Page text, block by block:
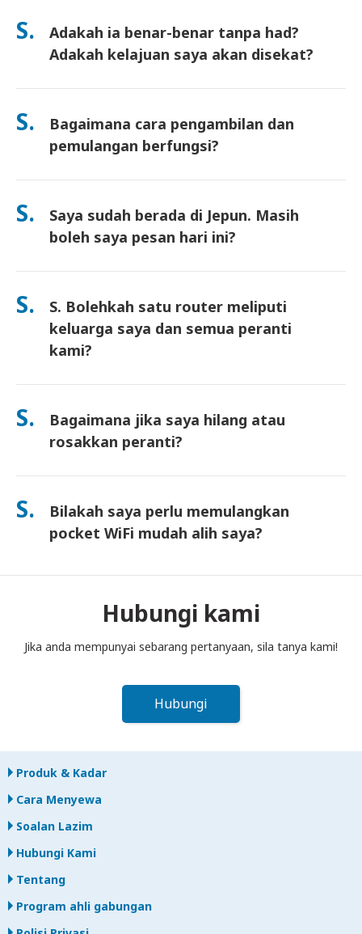
S.
Adakah ia benar-benar tanpa had?
Adakah kelajuan saya akan disekat?
Ya. Ia benar-benar tanpa had dan kami tidak mengenakan had
buatan. Anda boleh guna seberapa banyak data yang anda
mahu, sepanjang hari. (Seperti mana-mana rangkaian mudah
alih, kesesakan pembawa sementara boleh menjejaskan
S.
Bagaimana cara pengambilan dan
pemulangan berfungsi?
Ambil di lapangan terbang utama, atau pilih penghantaran ke
surat pemulangan prabayar disertakan—hanya masukkan ke
dalam mana-mana peti pos di Jepun. Tiada kertas kerja, tiada
barisan di kaunter.
S.
Saya sudah berada di Jepun. Masih
boleh saya pesan hari ini?
Ya. Pengambilan di lapangan terbang pada hari yang sama
pada hari berikutnya. Jika anda tidak pasti, hubungi kami dan
kami akan sahkan pilihan terpantas untuk kawasan anda.
S.
S. Bolehkah satu router meliputi
keluarga saya dan semua peranti
kami?
Ya—sambung sehingga 10 peranti serentak (telefon, tablet,
sertakan power bank percuma untuk kegunaan sepanjang hari.
S.
Bagaimana jika saya hilang atau
rosakkan peranti?
Anda boleh menambah Insurans semasa checkout untuk
yuran penggantian akan dikenakan. Jika sesuatu berlaku,
hubungi kami dengan segera—kami akan bantu anda kekal
terhubung.
S.
Bilakah saya perlu memulangkan
pocket WiFi mudah alih saya?
selepas tamat tempoh sewaan. Jika anda lewat
memulangkan, anda akan dikenakan bayaran.
Hubungi kami
Jika anda mempunyai sebarang pertanyaan, sila tanya kami!
Hubungi
Produk & Kadar
Cara Menyewa
Soalan Lazim
Hubungi Kami
Tentang
Program ahli gabungan